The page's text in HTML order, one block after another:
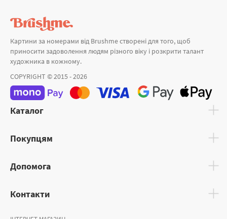
Картини за номерами від Brushme створені для того, щоб
приносити задоволення людям різного віку і розкрити талант
художника в кожному.
COPYRIGHT © 2015 - 2026
Каталог
Покупцям
Допомога
Контакти